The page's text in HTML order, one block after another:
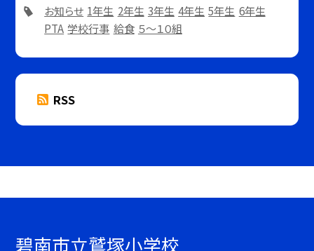
お知らせ 1年生 2年生 3年生 4年生 5年生 6年生
PTA 学校行事 給食 ５～１０組
RSS
碧南市立鷲塚小学校